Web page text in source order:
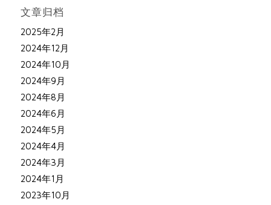
文章归档
2025年2月
2024年12月
2024年10月
2024年9月
2024年8月
2024年6月
2024年5月
2024年4月
2024年3月
2024年1月
2023年10月